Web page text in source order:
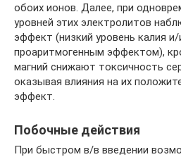
обоих ионов. Далее, при
уровней этих электролитов
эффект (низкий уровень калия
проаритмогенным эффектом),
магний снижают токсичность
оказывая влияния на их
эффект.
Побочные действия
При быстром в/в введении